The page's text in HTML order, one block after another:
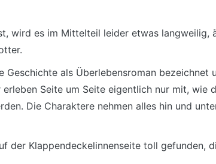
wird es im Mittelteil leider etwas langweilig,
Geschichte als Überlebensroman bezeichnet
Seite um Seite eigentlich nur mit, wie
Die Charaktere nehmen alles hin und
der Klappendeckelinnenseite toll gefunden,